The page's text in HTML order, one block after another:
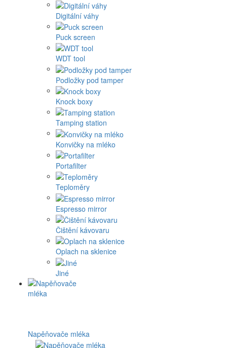
Digitální váhy
Puck screen
WDT tool
Podložky pod tamper
Knock boxy
Tamping station
Konvičky na mléko
Portafilter
Teploměry
Espresso mirror
Čištění kávovaru
Oplach na sklenice
Jiné
Napěňovače mléka